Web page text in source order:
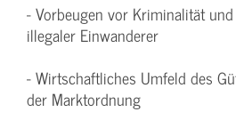
- Vorbeugen vor Kriminalität
illegaler Einwanderer
- Wirtschaftliches Umfeld des
der Marktordnung